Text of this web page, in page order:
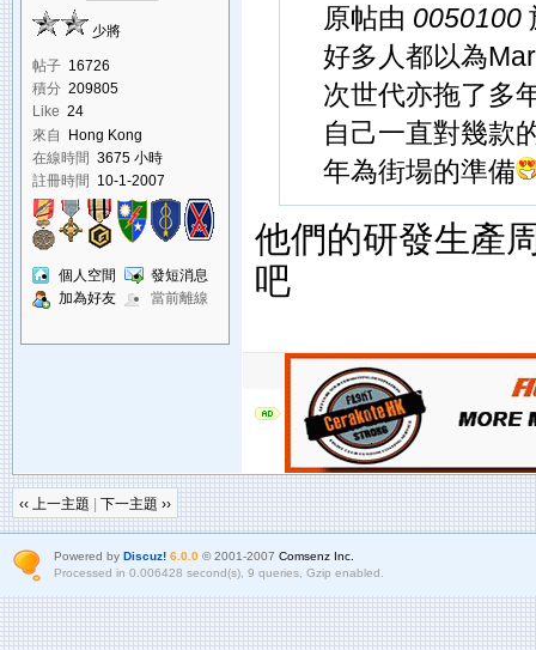
少將
帖子 16726
積分 209805
Like 24
來自
Hong Kong
在線時間 3675 小時
註冊時間
10-1-2007
個人空間
發短消息
加為好友
當前離線
原帖由 0050100
好多人都以為
次世代亦拖了多
自己一直對幾款
年為街場的準備
他們的研發生產
吧
‹‹ 上一主題 下一主題 ››
Powered by Discuz! 6.0.0© 2001-2007 Comsenz Inc.
Processed in 0.006428 second(s), 9 queries, Gzip enabled.